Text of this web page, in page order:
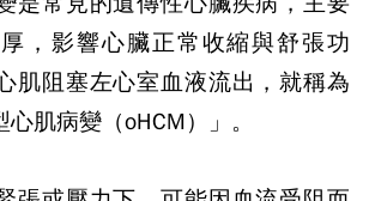
，影響心臟正常收縮與舒張功
肌阻塞左心室血液流出，就稱為
心肌病變（oHCM）」。